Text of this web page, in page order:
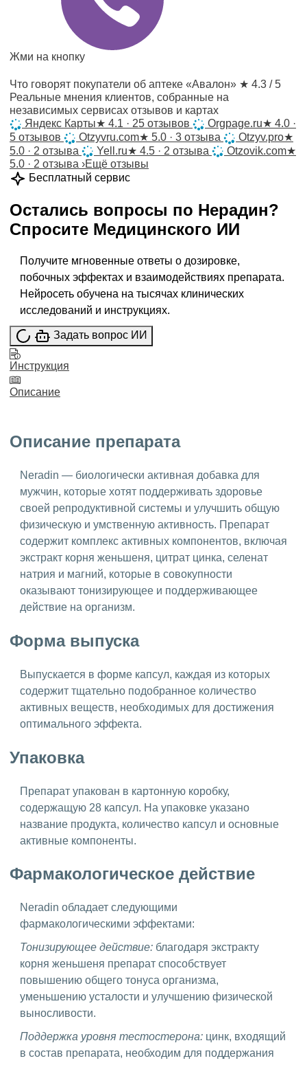
Жми на кнопку
Что говорят покупатели об аптеке «Авалон» ★ 4.3 / 5
Реальные мнения клиентов, собранные на
независимых сервисах отзывов и картах
Яндекс Карты★ 4.1 · 25 отзывов Orgpage.ru★ 4.0 ·
5 отзывов
Otzyvru.com★ 5.0 · 3 отзыва Otzyv.pro★
5.0 · 2 отзыва
Yell.ru★ 4.5 · 2 отзыва Otzovik.com★
5.0 · 2 отзыва ›Ещё отзывы
Бесплатный сервис
Остались вопросы по Нерадин?
Спросите Медицинского ИИ
Получите мгновенные ответы о дозировке,
побочных эффектах и взаимодействиях препарата.
Нейросеть обучена на тысячах клинических
исследований и инструкциях.
Задать вопрос ИИ
Инструкция
Описание
Описание препарата
Neradin — биологически активная добавка для
мужчин, которые хотят поддерживать здоровье
своей репродуктивной системы и улучшить общую
физическую и умственную активность. Препарат
содержит комплекс активных компонентов, включая
экстракт корня женьшеня, цитрат цинка, селенат
натрия и магний, которые в совокупности
оказывают тонизирующее и поддерживающее
действие на организм.
Форма выпуска
Выпускается в форме капсул, каждая из которых
содержит тщательно подобранное количество
активных веществ, необходимых для достижения
оптимального эффекта.
Упаковка
Препарат упакован в картонную коробку,
содержащую 28 капсул. На упаковке указано
название продукта, количество капсул и основные
активные компоненты.
Фармакологическое действие
Neradin обладает следующими
фармакологическими эффектами:
Тонизирующее действие: благодаря экстракту
корня женьшеня препарат способствует
повышению общего тонуса организма,
уменьшению усталости и улучшению физической
выносливости.
Поддержка уровня тестостерона: цинк, входящий
в состав препарата, необходим для поддержания